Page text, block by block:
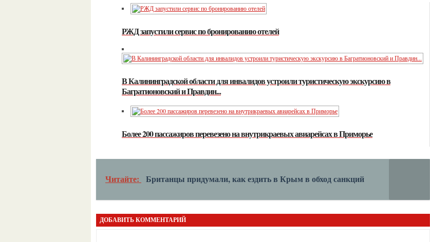
РЖД запустили сервис по бронированию отелей
В Калининградской области для инвалидов устроили туристическую экскурсию в
Багратионовский и Правдин...
Более 200 пассажиров перевезено на внутрикраевых авиарейсах в Приморье
Читайте: Британцы придумали, как ездить в Крым в обход санкций
ДОБАВИТЬ КОММЕНТАРИЙ